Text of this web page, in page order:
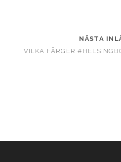
NÄSTA
VILKA FÄRGER